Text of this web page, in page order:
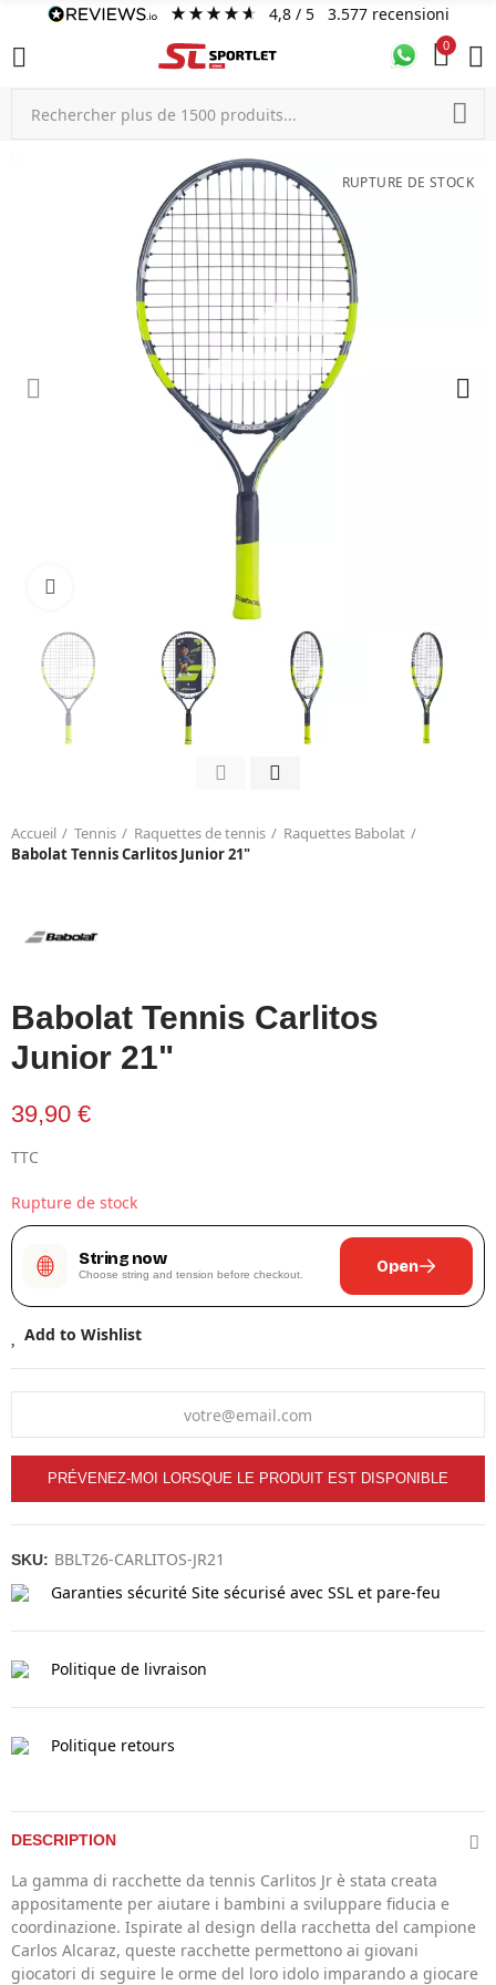
4,8/ 5 3.577 recensioni
0
RUPTURE DE STOCK
Accueil Tennis Raquettes de tennis
Raquettes Babolat
Babolat Tennis Carlitos Junior 21"
Babolat Tennis Carlitos
Junior 21"
39,90 €
TTC
Rupture de stock
String now
Choose string and tension before checkout. Open
Add to Wishlist
PRÉVENEZ-MOI LORSQUE LE PRODUIT EST DISPONIBLE
SKU: BBLT26-CARLITOS-JR21
Garanties sécurité Site sécurisé avec SSL et pare-feu
Politique de livraison
Politique retours
DESCRIPTION
La gamma di racchette da tennis Carlitos Jr è stata creata
appositamente per aiutare i bambini a sviluppare fiducia e
coordinazione. Ispirate al design della racchetta del campione
Carlos Alcaraz, queste racchette permettono ai giovani
giocatori di seguire le orme del loro idolo imparando a giocare